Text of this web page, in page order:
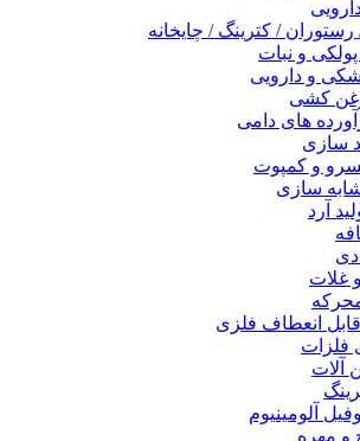
رستوران / کترینگ / چایخانه
و نبات
و دارویی
کشی
های دامی
سازی
و کمپوت
سازی
آرد
غلات
قابل انعطاف فلزی
فلزات
آلات
آلومینیوم
و مهره